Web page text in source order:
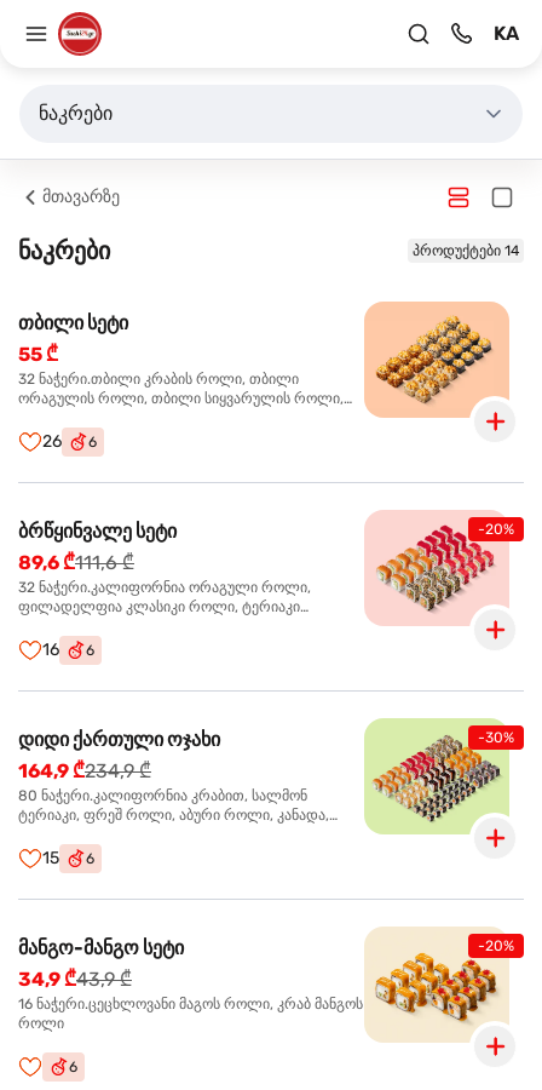
KA
ნაკრები
მთავარზე
ნაკრები პროდუქტები 14
თბილი სეტი
55 ₾
32 ნაჭერი.თბილი კრაბის როლი, თბილი
ორაგულის როლი, თბილი სიყვარულის როლი,
26 6
-20%
ბრწყინვალე სეტი
89,6 ₾111,6 ₾
32 ნაჭერი.კალიფორნია ორაგული როლი,
ფილადელფია კლასიკი როლი, ტერიაკი
16 6
-30%
დიდი ქართული ოჯახი
164,9 ₾234,9 ₾
80 ნაჭერი.კალიფორნია კრაბით, სალმონ
ტერიაკი, ფრეშ როლი, აბური როლი, კანადა,
ფილადელფია კლასიკი
15 6
-20%
მანგო-მანგო სეტი
34,9 ₾43,9 ₾
16 ნაჭერი.ცეცხლოვანი მაგოს როლი, კრაბ მანგოს
როლი
6